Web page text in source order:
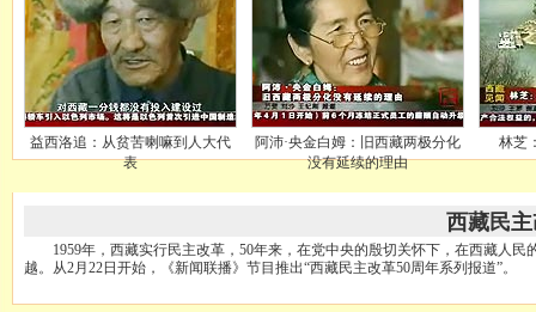
益西洛追：从贫苦喇嘛到人大代
表
阿沛·央金白姆：旧西藏两极分化
没有延续的理由
林芝
西藏民
1959年，西藏实行民主改革，50年来，在党中央的殷切关怀下，在西藏人民
越。从2月22日开始，《新闻联播》节目推出“西藏民主改革50周年系列报道”。